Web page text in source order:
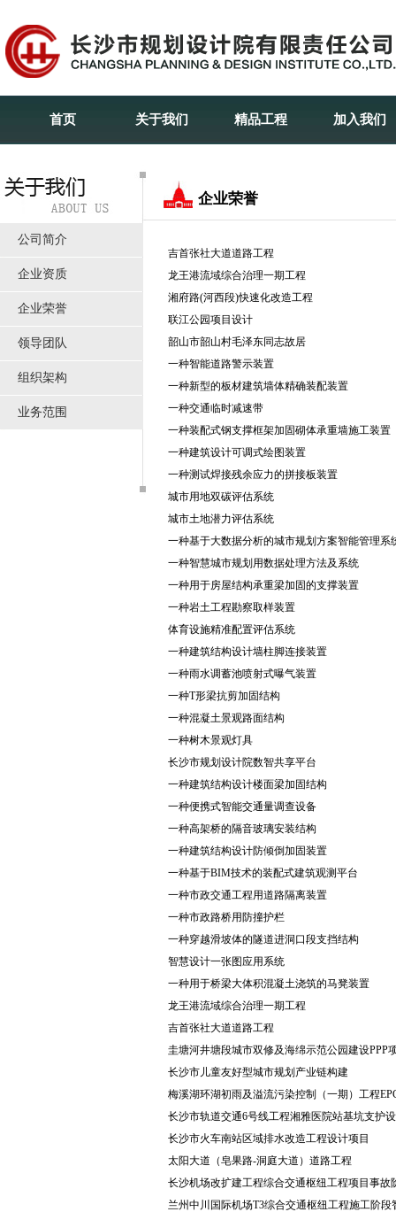
首页 关于我们 精品工程 加入我们
公司简介
企业资质
企业荣誉
领导团队
组织架构
业务范围
企业荣誉
吉首张社大道道路工程
龙王港流域综合治理一期工程
湘府路(河西段)快速化改造工程
联江公园项目设计
韶山市韶山村毛泽东同志故居
一种智能道路警示装置
一种新型的板材建筑墙体精确装配装置
一种交通临时减速带
一种装配式钢支撑框架加固砌体承重墙施工装置
一种建筑设计可调式绘图装置
一种测试焊接残余应力的拼接板装置
城市用地双碳评估系统
城市土地潜力评估系统
一种基于大数据分析的城市规划方案智能管理系
一种智慧城市规划用数据处理方法及系统
一种用于房屋结构承重梁加固的支撑装置
一种岩土工程勘察取样装置
体育设施精准配置评估系统
一种建筑结构设计墙柱脚连接装置
一种雨水调蓄池喷射式曝气装置
一种T形梁抗剪加固结构
一种混凝土景观路面结构
一种树木景观灯具
长沙市规划设计院数智共享平台
一种建筑结构设计楼面梁加固结构
一种便携式智能交通量调查设备
一种高架桥的隔音玻璃安装结构
一种建筑结构设计防倾倒加固装置
一种基于BIM技术的装配式建筑观测平台
一种市政交通工程用道路隔离装置
一种市政路桥用防撞护栏
一种穿越滑坡体的隧道进洞口段支挡结构
智慧设计一张图应用系统
一种用于桥梁大体积混凝土浇筑的马凳装置
龙王港流域综合治理一期工程
吉首张社大道道路工程
圭塘河井塘段城市双修及海绵示范公园建设PPP
长沙市儿童友好型城市规划产业链构建
梅溪湖环湖初雨及溢流污染控制（一期）工程
长沙市轨道交通6号线工程湘雅医院站基坑支护
长沙市火车南站区域排水改造工程设计项目
太阳大道（皂果路-洞庭大道）道路工程
长沙机场改扩建工程综合交通枢纽工程项目事
兰州中川国际机场T3综合交通枢纽工程施工阶段